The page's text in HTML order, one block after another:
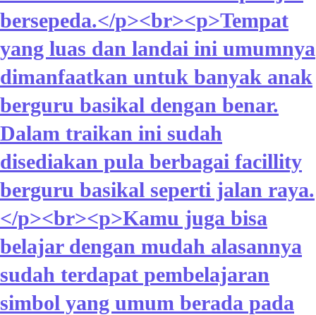
bersepeda.</p><br><p>Tempat
yang luas dan landai ini umumnya
dimanfaatkan untuk banyak anak
berguru basikal dengan benar.
Dalam traikan ini sudah
disediakan pula berbagai facillity
berguru basikal seperti jalan raya.
</p><br><p>Kamu juga bisa
belajar dengan mudah alasannya
sudah terdapat pembelajaran
simbol yang umum berada pada